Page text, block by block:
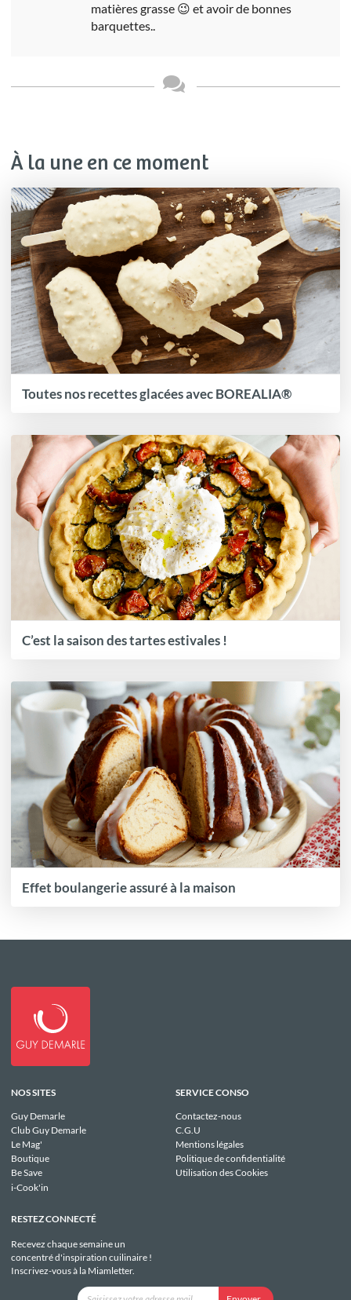
matières grasse 😉 et avoir de bonnes
barquettes..
À la une en ce moment
Toutes nos recettes glacées avec BOREALIA®
C’est la saison des tartes estivales !
Effet boulangerie assuré à la maison
NOS SITES
Guy Demarle
Club Guy Demarle
Le Mag'
Boutique
Be Save
i-Cook'in
SERVICE CONSO
Contactez-nous
C.G.U
Mentions légales
Politique de confidentialité
Utilisation des Cookies
RESTEZ CONNECTÉ
Recevez chaque semaine un
concentré d'inspiration cuilinaire !
Inscrivez-vous à la Miamletter.